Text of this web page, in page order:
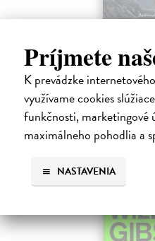
Príjmete
K prevádzke
využívame cookies
funkčnosti, marketingové
maximálneho pohodlia a
NASTAVENIA
Tolkien J.R.R.| Kniha
Legenda o páde Gondolinu
sveta. Zlo predstavuje Morgoth,
obrovských armád, ktoré riadi zo
Na sklade
18,55 €
19,95 € ?